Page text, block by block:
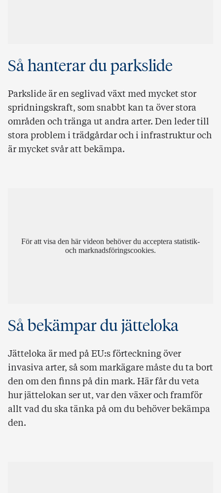
Så hanterar du parkslide
Parkslide är en seglivad växt med mycket stor
spridningskraft, som snabbt kan ta över stora
områden och tränga ut andra arter. Den leder till
stora problem i trädgårdar och i infrastruktur och
är mycket svår att bekämpa.
För att visa den här videon behöver du acceptera statistik-
och marknadsföringscookies.
Så bekämpar du jätteloka
Jätteloka är med på EU:s förteckning över
invasiva arter, så som markägare måste du ta bort
den om den finns på din mark. Här får du veta
hur jättelokan ser ut, var den växer och framför
allt vad du ska tänka på om du behöver bekämpa
den.